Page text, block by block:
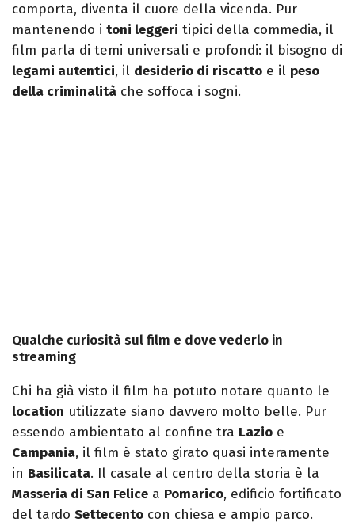
comporta, diventa il cuore della vicenda. Pur
mantenendo i toni leggeri tipici della commedia, il
film parla di temi universali e profondi: il bisogno di
legami autentici, il desiderio di riscatto e il peso
della criminalità che soffoca i sogni.
Qualche curiosità sul film e dove vederlo in
streaming
Chi ha già visto il film ha potuto notare quanto le
location utilizzate siano davvero molto belle. Pur
essendo ambientato al confine tra Lazio e
Campania, il film è stato girato quasi interamente
in Basilicata. Il casale al centro della storia è la
Masseria di San Felice a Pomarico, edificio fortificato
del tardo Settecento con chiesa e ampio parco.